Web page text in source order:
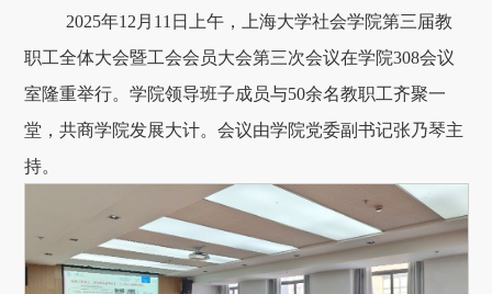
2025年12月11日上午，上海大学社会学院第三届教
职工全体大会暨工会会员大会第三次会议在学院308会议
室隆重举行。学院领导班子成员与50余名教职工齐聚一
堂，共商学院发展大计。会议由学院党委副书记张乃琴主
持。